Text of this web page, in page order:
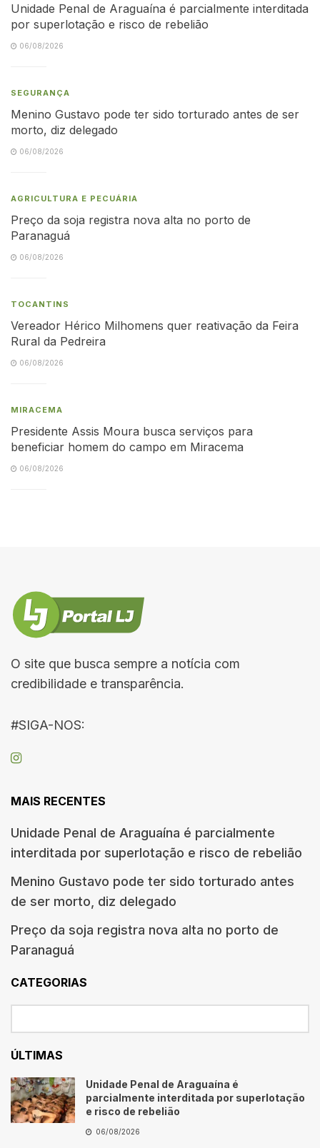
Unidade Penal de Araguaína é parcialmente interditada
por superlotação e risco de rebelião
06/08/2026
SEGURANÇA
Menino Gustavo pode ter sido torturado antes de ser
morto, diz delegado
06/08/2026
AGRICULTURA E PECUÁRIA
Preço da soja registra nova alta no porto de
Paranaguá
06/08/2026
TOCANTINS
Vereador Hérico Milhomens quer reativação da Feira
Rural da Pedreira
06/08/2026
MIRACEMA
Presidente Assis Moura busca serviços para
beneficiar homem do campo em Miracema
06/08/2026
O site que busca sempre a notícia com
credibilidade e transparência.
#SIGA-NOS:
MAIS RECENTES
Unidade Penal de Araguaína é parcialmente
interditada por superlotação e risco de rebelião
Menino Gustavo pode ter sido torturado antes
de ser morto, diz delegado
Preço da soja registra nova alta no porto de
Paranaguá
CATEGORIAS
ÚLTIMAS
Unidade Penal de Araguaína é
parcialmente interditada por superlotação
e risco de rebelião
06/08/2026